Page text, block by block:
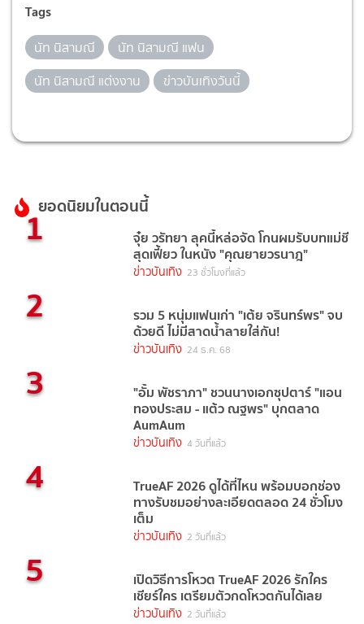
Tags
นัท นิสามณี
นัท นิสามณี แฟน
นัท นิสามณี แต่งงาน
ข่าวบันเทิงวันนี้
ยอดนิยมในตอนนี้
1 จุ๋ย วรัทยา ลุคนี้หล่อจัด โกนผมรับบทแม่ชี
สุดเฟี้ยว ในหนัง "คุณยายวรนาฎ"
ข่าวบันเทิง 23 ชั่วโมงที่แล้ว
2 รวม 5 หนุ่มแฟนเก่า "เต้ย จรินทร์พร" จบ
ด้วยดี ไม่มีสาดน้ำลายใส่กัน!
ข่าวบันเทิง 24 ธ.ค. 68
3 "อั้ม พัชราภา" ชวนนางเอกซุปตาร์ "แอน
ทองประสม - แต้ว ณฐพร" บุกตลาด
AumAum
ข่าวบันเทิง 4 วันที่แล้ว
4 TrueAF 2026 ดูได้ที่ไหน พร้อมบอกช่อง
ทางรับชมอย่างละเอียดตลอด 24 ชั่วโมง
เต็ม
ข่าวบันเทิง 2 วันที่แล้ว
5 เปิดวิธีการโหวต TrueAF 2026 รักใคร
เชียร์ใคร เตรียมตัวกดโหวตกันได้เลย
ข่าวบันเทิง 2 วันที่แล้ว